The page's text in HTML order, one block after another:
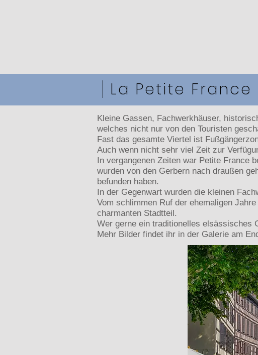
La Petite France
Kleine Gassen, Fachwerkhäuser,
welches nicht nur von den Touristen
Fast das gesamte Viertel ist
Auch wenn nicht sehr viel Zeit zur
In vergangenen Zeiten war Petite France
wurden von den Gerbern nach draußen
befunden haben.
In der Gegenwart wurden die kleinen
Vom schlimmen Ruf der ehemaligen
charmanten Stadtteil.
Wer gerne ein traditionelles elsässisches
Mehr Bilder findet ihr in der Galerie am